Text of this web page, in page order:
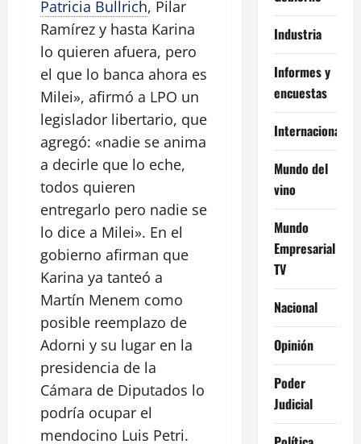
Patricia Bullrich, Pilar
Ramírez y hasta Karina
lo quieren afuera, pero
el que lo banca ahora es
Milei», afirmó a LPO un
legislador libertario, que
agregó: «nadie se anima
a decirle que lo eche,
todos quieren
entregarlo pero nadie se
lo dice a Milei». En el
gobierno afirman que
Karina ya tanteó a
Martín Menem como
posible reemplazo de
Adorni y su lugar en la
presidencia de la
Cámara de Diputados lo
podría ocupar el
mendocino Luis Petri.
Industria
Informes y
encuestas
Internacional
Mundo del
vino
Mundo
Empresarial
TV
Nacional
Opinión
Poder
Judicial